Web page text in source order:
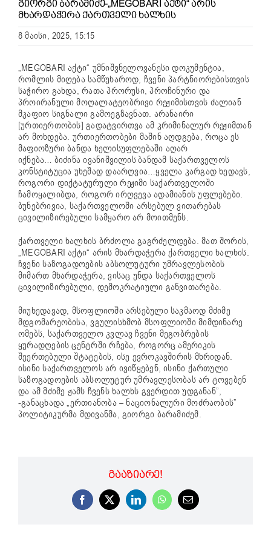
ᲒᲘᲝᲠᲒᲘ ᲑᲐᲠᲐᲛᲘᲫᲔ-„MEGOBARI ᲐᲥᲢᲘ“ ᲐᲠᲘᲡ
ᲛᲮᲐᲠᲓᲐᲭᲔᲠᲐ ᲥᲐᲠᲗᲕᲔᲚᲘ ᲮᲐᲚᲮᲘᲡ
8 მაისი, 2025, 15:15
„MEGOBARI აქტი“ უმნიშვნელოვანესი დოკუმენტია,
რომლის მიღება სამწუხაროდ, ჩვენი პარტნიორებისთვის
საჭირო გახდა, რათა პრორუსი, პროჩინური და
პროირანული მოღალატეობრივი რეჟიმისთვის ძალიან
მკაფიო სიგნალი გამოეგზავნათ. არანაირი
[ურთიერთობის] გადატვირთვა ამ კრიმინალურ რეჟიმთან
არ მოხდება. ურთიერთობები მაშინ აღდგება, როცა ეს
მაფიოზური ბანდა ხელისუფლებაში აღარ
იქნება… ბიძინა ივანიშვილის ბანდამ საქართველოს
კონსტიტუცია უხეშად დაარღვია…ყველა კარგად ხედავს,
როგორი დიქტატურული რეჟიმი საქართველოში
ჩამოყალიბდა, როგორ ირღვევა ადამიანის უფლებები.
ბუნებრივია, საქართველოში არსებულ ვითარებას
ცივილიზირებული სამყარო არ მოითმენს.
ქართველი ხალხის ბრძოლა გაგრძელდება. მათ შორის,
„MEGOBARI აქტი“ არის მხარდაჭერა ქართველი ხალხის.
ჩვენი საზოგადოების აბსოლუტური უმრავლესობის
მიმართ მხარდაჭერა, ვისაც უნდა საქართველოს
ცივილიზირებული, დემოკრატიული განვითარება.
მიუხედავად, მსოფლიოში არსებული საკმაოდ მძიმე
მდგომარეობისა, ვგულისხმობ მსოფლიოში მიმდინარე
ომებს, საქართველო კვლავ ჩვენი მეგობრების
ყურადღების ცენტრში რჩება, როგორც ამერიკის
შეერთებული შტატების, ისე ევროკავშირის მხრიდან.
ისინი საქართველოს არ ივიწყებენ, ისინი ქართული
საზოგადოების აბსოლუტურ უმრავლესობას არ ტოვებენ
და ამ მძიმე ჟამს ჩვენს ხალხს გვერდით უდგანან”,
-განაცხადა „ერთიანობა – ნაციონალური მოძრაობის”
პოლიტიკურმა მდივანმა, გიორგი ბარამიძემ.
ᲒᲐᲐᲖᲘᲐᲠᲔ!
Facebook
X LinkedInWhatsApp
Email